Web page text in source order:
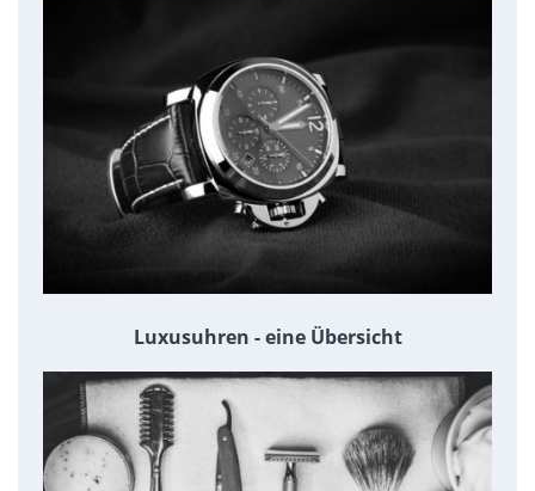
Luxusuhren - eine Übersicht